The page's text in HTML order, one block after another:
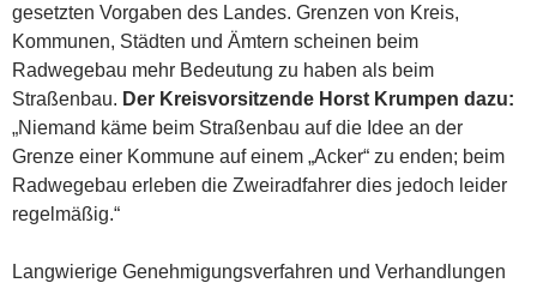
gesetzten Vorgaben des Landes. Grenzen von Kreis,
Kommunen, Städten und Ämtern scheinen beim
Radwegebau mehr Bedeutung zu haben als beim
Straßenbau. Der Kreisvorsitzende Horst Krumpen dazu:
„Niemand käme beim Straßenbau auf die Idee an der
Grenze einer Kommune auf einem „Acker“ zu enden; beim
Radwegebau erleben die Zweiradfahrer dies jedoch leider
regelmäßig.“
Langwierige Genehmigungsverfahren und Verhandlungen